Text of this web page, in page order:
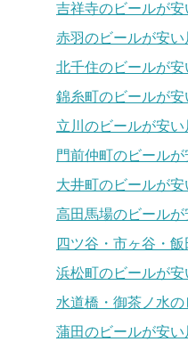
吉祥寺のビールが安
赤羽のビールが安い
北千住のビールが安
錦糸町のビールが安
立川のビールが安い
門前仲町のビール
大井町のビールが安
高田馬場のビールが
四ツ谷・市ヶ谷・
浜松町のビールが安
水道橋・御茶ノ水
蒲田のビールが安い